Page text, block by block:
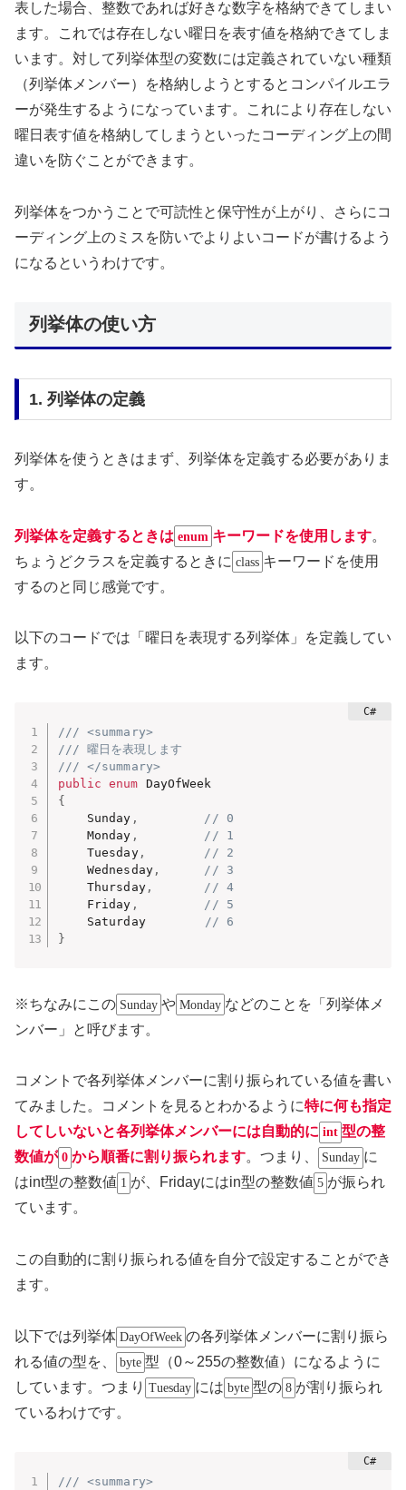
表した場合、整数であれば好きな数字を格納できてしまい
ます。これでは存在しない曜日を表す値を格納できてしま
います。対して列挙体型の変数には定義されていない種類
（列挙体メンバー）を格納しようとするとコンパイルエラ
ーが発生するようになっています。これにより存在しない
曜日表す値を格納してしまうといったコーディング上の間
違いを防ぐことができます。
列挙体をつかうことで可読性と保守性が上がり、さらにコ
ーディング上のミスを防いでよりよいコードが書けるよう
になるというわけです。
列挙体の使い方
1. 列挙体の定義
列挙体を使うときはまず、列挙体を定義する必要がありま
す。
列挙体を定義するときは enum キーワードを使用します。
ちょうどクラスを定義するときに class キーワードを使用
するのと同じ感覚です。
以下のコードでは「曜日を表現する列挙体」を定義してい
ます。
/// <summary>
/// 曜日を表現します
/// </summary>
public
enum
{
    Sunday
,
// 0
    Monday
,
// 1
    Tuesday
,
// 2
    Wednesday
,
// 3
    Thursday
,
// 4
    Friday
,
// 5
    Saturday
// 6
}
※ちなみにこの Sunday や Monday などのことを「列挙体メ
ンバー」と呼びます。
コメントで各列挙体メンバーに割り振られている値を書い
てみました。コメントを見るとわかるように特に何も指定
してしいないと各列挙体メンバーには自動的に int 型の整
数値が 0 から順番に割り振られます。つまり、 Sunday に
はint型の整数値 1 が、Fridayにはin型の整数値 5 が振られ
ています。
この自動的に割り振られる値を自分で設定することができ
ます。
以下では列挙体 DayOfWeek の各列挙体メンバーに割り振ら
れる値の型を、
byte 型（0～255の整数値）になるように
しています。つまり Tuesday には byte 型の 8 が割り振られ
ているわけです。
/// <summary>